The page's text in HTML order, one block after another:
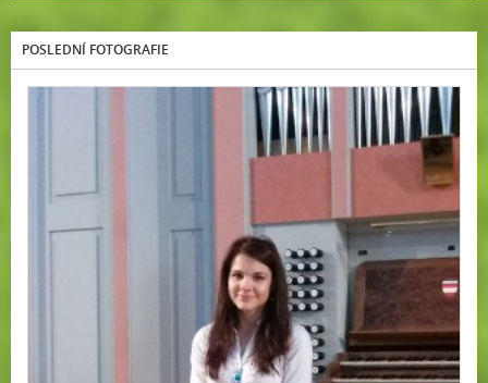
POSLEDNÍ FOTOGRAFIE